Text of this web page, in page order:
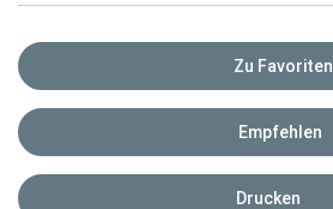
Zu Favoriten
Empfehlen
Drucken